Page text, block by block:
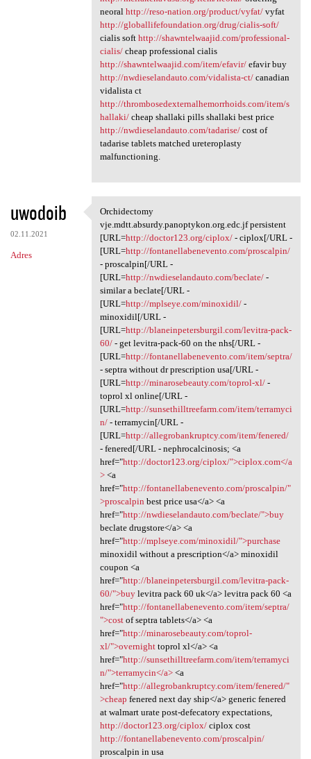
neoral http://reso-nation.org/product/vyfat/vyfat
http://globallifefoundation.org/drug/cialis-soft/
cialis soft http://shawntelwaajid.com/professional-
cialis/cheap professional cialis
http://shawntelwaajid.com/item/efavir/efavir buy
http://nwdieselandauto.com/vidalista-ct/canadian
vidalista ct
http://thrombosedexternalhemorrhoids.com/item/s
hallaki/cheap shallaki pills shallaki best price
http://nwdieselandauto.com/tadarise/cost of
tadarise tablets matched ureteroplasty
malfunctioning.
uwodoib
02.11.2021
Adres
Orchidectomy vje.mdtt.absurdy
Orchidectomy
vje.mdtt.absurdy.panoptykon.org.edc.jf persistent
[URL=http://doctor123.org/ciplox/- ciplox[/URL -
[URL=http://fontanellabenevento.com/proscalpin/
- proscalpin[/URL -
[URL=http://nwdieselandauto.com/beclate/-
similar a beclate[/URL -
[URL=http://mplseye.com/minoxidil/-
minoxidil[/URL -
[URL=http://blaneinpetersburgil.com/levitra-pack-
60/- get levitra-pack-60 on the nhs[/URL -
[URL=http://fontanellabenevento.com/item/septra/
- septra without dr prescription usa[/URL -
[URL=http://minarosebeauty.com/toprol-xl/-
toprol xl online[/URL -
[URL=http://sunsethilltreefarm.com/item/terramyci
n/- terramycin[/URL -
[URL=http://allegrobankruptcy.com/item/fenered/
- fenered[/URL - nephrocalcinosis; <a
href="http://doctor123.org/ciplox/">ciplox.com</a
><a
href="http://fontanellabenevento.com/proscalpin/"
>proscalpin best price usa</a> <a
href="http://nwdieselandauto.com/beclate/">buy
beclate drugstore</a> <a
href="http://mplseye.com/minoxidil/">purchase
minoxidil without a prescription</a> minoxidil
coupon <a
href="http://blaneinpetersburgil.com/levitra-pack-
60/">buylevitra pack 60 uk</a> levitra pack 60 <a
href="http://fontanellabenevento.com/item/septra/
">costof septra tablets</a> <a
href="http://minarosebeauty.com/toprol-
xl/">overnighttoprol xl</a> <a
href="http://sunsethilltreefarm.com/item/terramyci
n/">terramycin</a><a
href="http://allegrobankruptcy.com/item/fenered/"
>cheap fenered next day ship</a> generic fenered
at walmart urate post-defecatory expectations,
http://doctor123.org/ciplox/ciplox cost
http://fontanellabenevento.com/proscalpin/
proscalpin in usa